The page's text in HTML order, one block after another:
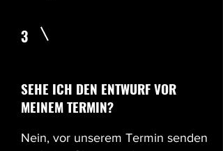
3
SEHE ICH DEN ENTWURF VOR
MEINEM TERMIN?
Nein, vor unserem Termin senden